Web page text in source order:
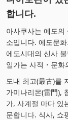
합니다.
아사쿠사는 에도의
소입니다. 에도문
에도시대의 신사
일가는 사적・문화
도내 최고(最古)를
가미나리몬(雷門),
가, 사계절 마다 있
문합니다. 식사, 쇼